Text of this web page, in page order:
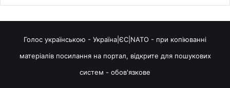
Голос українською - Україна|ЄС|NATO - при копіюванні
матеріалів посилання на портал, відкрите для пошукових
систем - обов'язкове